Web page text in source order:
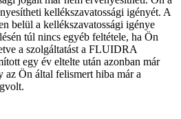
kellékszavatossági igényét. A
belül a kellékszavatossági igénye
túl nincs egyéb feltétele, ha Ön
a szolgáltatást a FLUIDRA
egy év eltelte után azonban már
Ön által felismert hiba már a